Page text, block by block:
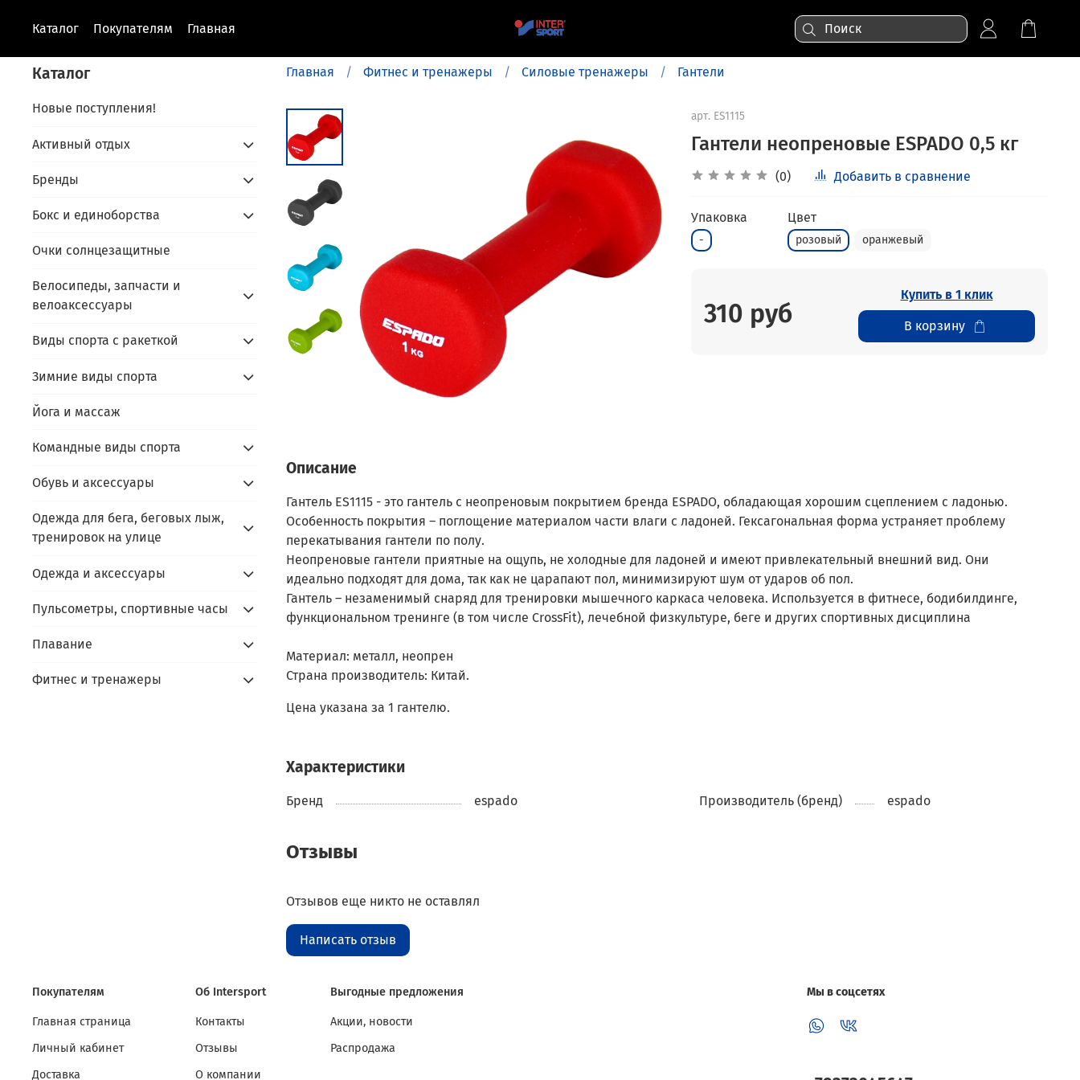
Каталог Покупателям Главная
Главная Фитнес и тренажеры Силовые тренажеры Гантели
арт. ES1115
Гантели неопреновые ESPADO 0,5 кг
(0) Добавить в сравнение
Упаковка
-
Цвет
розовый оранжевый
310 руб
Купить в 1 клик
В корзину
Описание
Гантель ES1115 - это гантель с неопреновым покрытием бренда ESPADO, обладающая хорошим сцеплением с ладонью.
Особенность покрытия – поглощение материалом части влаги с ладоней. Гексагональная форма устраняет проблему
перекатывания гантели по полу.
Неопреновые гантели приятные на ощупь, не холодные для ладоней и имеют привлекательный внешний вид. Они
идеально подходят для дома, так как не царапают пол, минимизируют шум от ударов об пол.
Гантель – незаменимый снаряд для тренировки мышечного каркаса человека. Используется в фитнесе, бодибилдинге,
функциональном тренинге (в том числе CrossFit), лечебной физкультуре, беге и других спортивных дисциплина
Материал: металл, неопрен
Страна производитель: Китай.
Цена указана за 1 гантелю.
Характеристики
Бренд espado Производитель (бренд) espado
Отзывы
Отзывов еще никто не оставлял
Написать отзыв
Каталог
Новые поступления!
Активный отдых
Бренды
Бокс и единоборства
Очки солнцезащитные
Велосипеды, запчасти и
велоаксессуары
Виды спорта с ракеткой
Зимние виды спорта
Йога и массаж
Командные виды спорта
Обувь и аксессуары
Одежда для бега, беговых лыж,
тренировок на улице
Одежда и аксессуары
Пульсометры, спортивные часы
Плавание
Фитнес и тренажеры
Покупателям
Главная страница
Личный кабинет
Доставка
Об Intersport
Контакты
Отзывы
О компании
Выгодные предложения
Акции, новости
Распродажа
Мы в соцсетях